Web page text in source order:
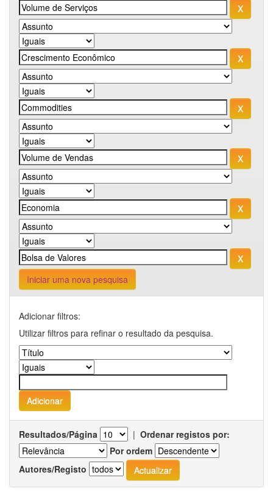
Iniciar uma nova pesquisa
Adicionar filtros:
Utilizar filtros para refinar o resultado da pesquisa.
Resultados/Página | Ordenar registos por:
Por ordem
Autores/Registo